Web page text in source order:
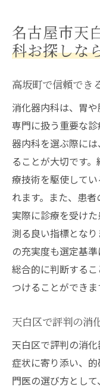
消化器内
胃痛や便秘の
で解決
胃痛の早
便秘改善
天白区で
ばんのク
消化器内
専門医の
最新医療技術
内視鏡検
最新の消
医療技術
安全で効
患者に優
天白区高坂町
方法
名古屋市天
科お探しな
高坂町で信頼でき
消化器内科は、胃
専門に扱う重要な
器内科を選ぶ際に
ることが大切です
療技術を駆使して
れます。また、患者
実際に診療を受け
測る良い指標とな
の充実度も選定基
総合的に判断する
つけることができま
天白区で評判の消
天白区で評判の消
症状に寄り添い、
門医の選び方とし